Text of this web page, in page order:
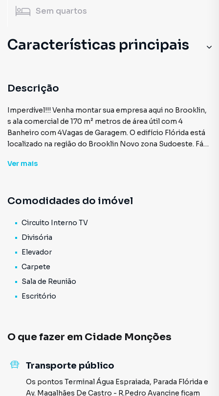
Sem quartos
Características principais
Elevador
Carpete
Sala de Reunião
Descrição
Imperdível!!! Venha montar sua empresa aqui no Brooklin,
s ala comercial de 170 m² metros de área útil com 4
Banheiro com 4Vagas de Garagem. O edifício Flórida está
localizado na região do Brooklin Novo zona Sudoeste. Fácil
Bandeirantes, Jornalista Roberto Marinho, Santo Amaro,
Venha e agende sua visita .
Ver mais
Comodidades do imóvel
Circuito Interno TV
Divisória
Elevador
Carpete
Sala de Reunião
Escritório
O que fazer em Cidade Monções
Transporte público
Os pontos Terminal Água Espraiada, Parada Flórida e
Av. Magalhães De Castro - R.Pedro Avancine ficam